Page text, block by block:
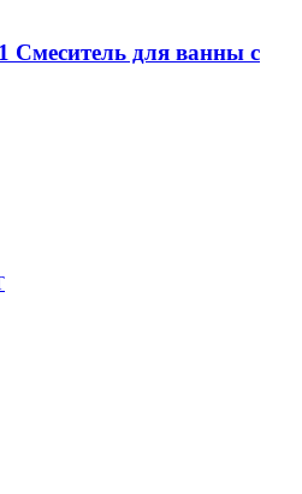
Смеситель для ванны с